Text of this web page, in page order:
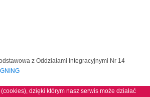
z Oddziałami Integracyjnymi Nr 14
dzięki którym nasz serwis może działać